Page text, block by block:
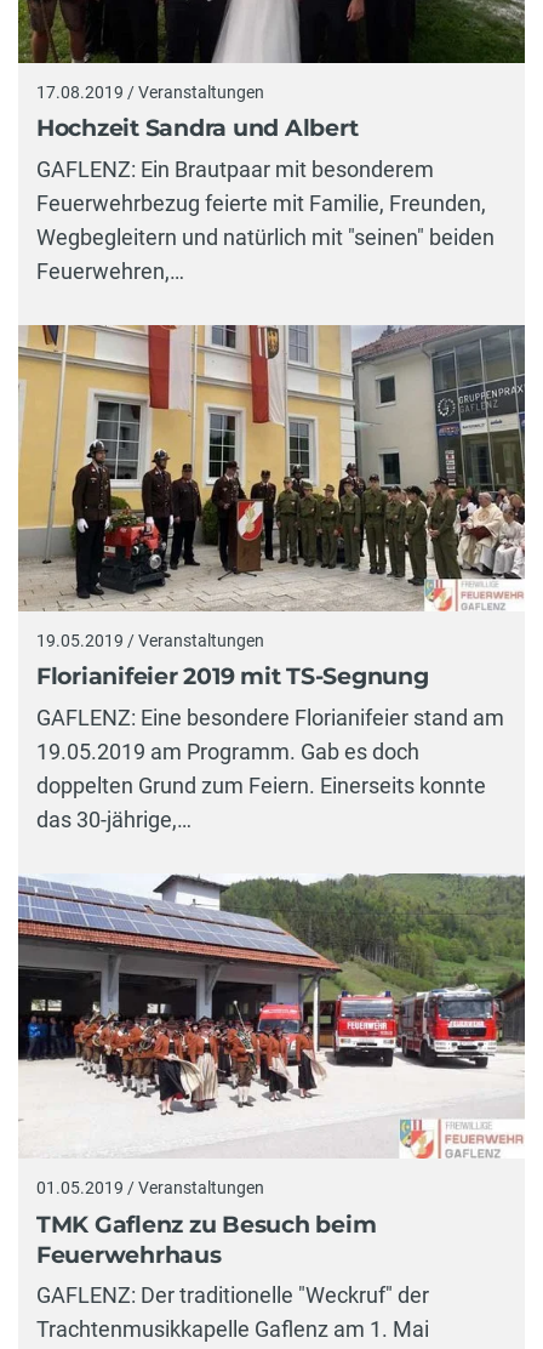
17.08.2019 / Veranstaltungen
Hochzeit Sandra und Albert
GAFLENZ: Ein Brautpaar mit besonderem
Feuerwehrbezug feierte mit Familie, Freunden,
Wegbegleitern und natürlich mit "seinen" beiden
Feuerwehren,…
19.05.2019 / Veranstaltungen
Florianifeier 2019 mit TS-Segnung
GAFLENZ: Eine besondere Florianifeier stand am
19.05.2019 am Programm. Gab es doch
doppelten Grund zum Feiern. Einerseits konnte
das 30-jährige,…
01.05.2019 / Veranstaltungen
TMK Gaflenz zu Besuch beim
Feuerwehrhaus
GAFLENZ: Der traditionelle "Weckruf" der
Trachtenmusikkapelle Gaflenz am 1. Mai